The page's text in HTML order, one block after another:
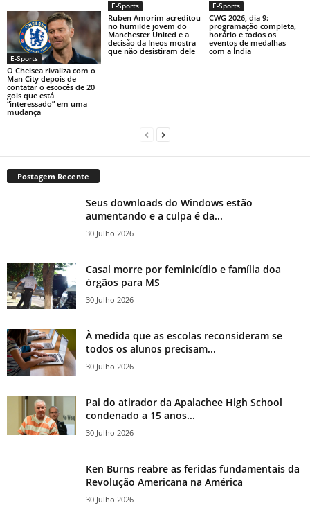
E-Sports
O Chelsea rivaliza com o
Man City depois de
contatar o escocês de 20
gols que está
“interessado” em uma
mudança
E-Sports
Ruben Amorim acreditou
no humilde jovem do
Manchester United e a
decisão da Ineos mostra
que não desistiram dele
E-Sports
CWG 2026, dia 9:
programação completa,
horário e todos os
eventos de medalhas
com a Índia
Postagem Recente
Seus downloads do Windows estão
aumentando e a culpa é da...
30 Julho 2026
Casal morre por feminicídio e família doa
órgãos para MS
30 Julho 2026
À medida que as escolas reconsideram se
todos os alunos precisam...
30 Julho 2026
Pai do atirador da Apalachee High School
condenado a 15 anos...
30 Julho 2026
Ken Burns reabre as feridas fundamentais da
Revolução Americana na América
30 Julho 2026